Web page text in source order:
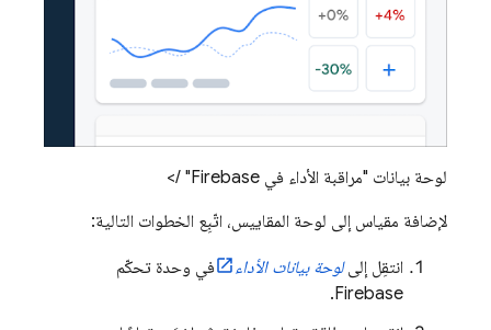
لوحة بيانات "مراقبة الأداء في Firebase" />
لإضافة مقياس إلى لوحة المقاييس، اتّبِع الخطوات التالية:
انتقِل إلىلوحة بيانات الأداء
في وحدة تحكّم
Firebase
.